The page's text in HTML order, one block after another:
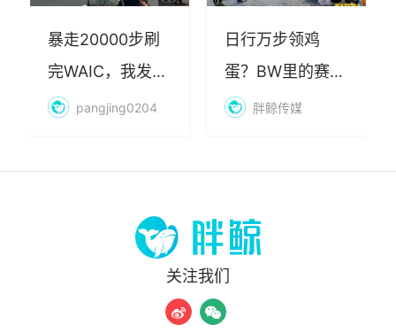
暴走20000步刷
完WAIC，我发现
AI最赚钱的不是
pangjing0204
日行万步领鸡
蛋？BW里的赛博
朝圣，藏着品牌
胖鲸传媒
关注我们